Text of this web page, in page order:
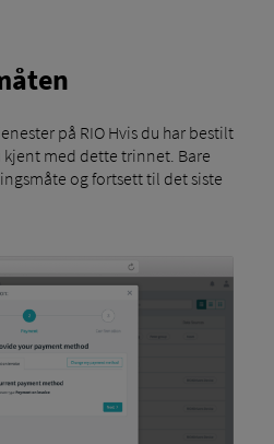
på RIO Hvis du har bestilt
med dette trinnet. Bare
og fortsett til det siste